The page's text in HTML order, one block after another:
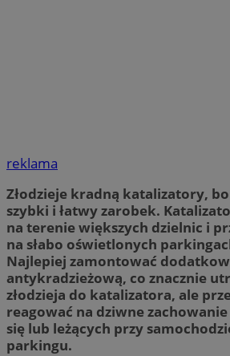
reklama
Złodzieje kradną katalizatory,
szybki i łatwy zarobek.
na terenie większych dzielnic i
na słabo oświetlonych
Najlepiej zamontować
antykradzieżową, co znacznie
złodzieja do katalizatora, ale
reagować na dziwne
się lub leżących przy
parkingu.